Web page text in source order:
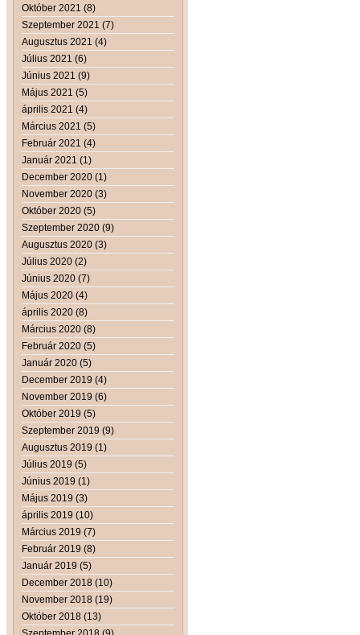
Október 2021 (8)
Szeptember 2021 (7)
Augusztus 2021 (4)
Július 2021 (6)
Június 2021 (9)
Május 2021 (5)
április 2021 (4)
Március 2021 (5)
Február 2021 (4)
Január 2021 (1)
December 2020 (1)
November 2020 (3)
Október 2020 (5)
Szeptember 2020 (9)
Augusztus 2020 (3)
Július 2020 (2)
Június 2020 (7)
Május 2020 (4)
április 2020 (8)
Március 2020 (8)
Február 2020 (5)
Január 2020 (5)
December 2019 (4)
November 2019 (6)
Október 2019 (5)
Szeptember 2019 (9)
Augusztus 2019 (1)
Július 2019 (5)
Június 2019 (1)
Május 2019 (3)
április 2019 (10)
Március 2019 (7)
Február 2019 (8)
Január 2019 (5)
December 2018 (10)
November 2018 (19)
Október 2018 (13)